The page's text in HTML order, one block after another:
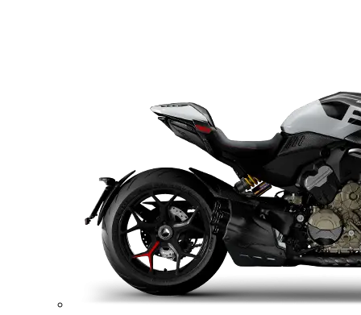
Nový DesertX
110,3 hp Výkon
92 Nm Krútiaci moment
209 kg Váha bez benzínu